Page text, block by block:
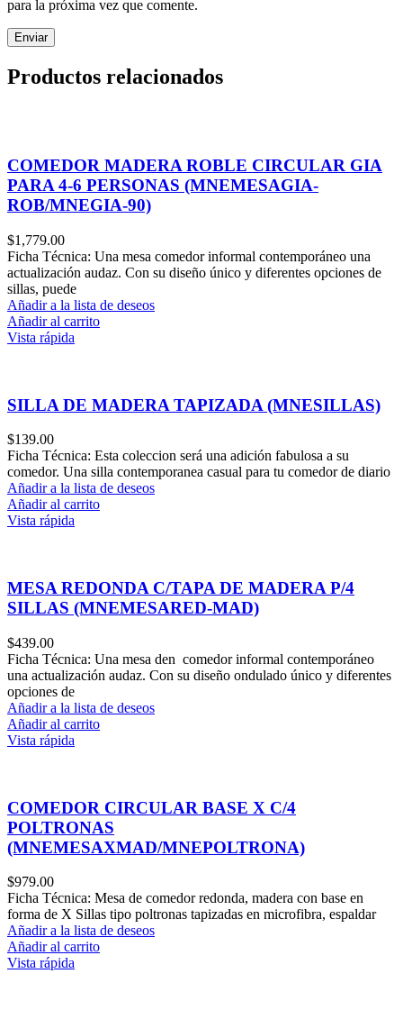
para la próxima vez que comente.
Productos relacionados
COMEDOR MADERA ROBLE CIRCULAR GIA
PARA 4-6 PERSONAS (MNEMESAGIA-
ROB/MNEGIA-90)
$1,779.00
Ficha Técnica: Una mesa comedor informal contemporáneo una
actualización audaz. Con su diseño único y diferentes opciones de
sillas, puede
Añadir a la lista de deseos
Añadir al carrito
Vista rápida
SILLA DE MADERA TAPIZADA (MNESILLAS)
$139.00
Ficha Técnica: Esta coleccion será una adición fabulosa a su
comedor. Una silla contemporanea casual para tu comedor de diario
Añadir a la lista de deseos
Añadir al carrito
Vista rápida
MESA REDONDA C/TAPA DE MADERA P/4
SILLAS (MNEMESARED-MAD)
$439.00
Ficha Técnica: Una mesa den comedor informal contemporáneo
una actualización audaz. Con su diseño ondulado único y diferentes
opciones de
Añadir a la lista de deseos
Añadir al carrito
Vista rápida
COMEDOR CIRCULAR BASE X C/4
POLTRONAS
(MNEMESAXMAD/MNEPOLTRONA)
$979.00
Ficha Técnica: Mesa de comedor redonda, madera con base en
forma de X Sillas tipo poltronas tapizadas en microfibra, espaldar
Añadir a la lista de deseos
Añadir al carrito
Vista rápida